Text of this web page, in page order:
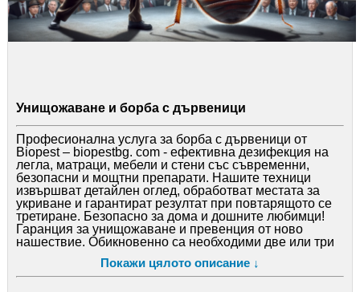
Унищожаване и бoрба с дървеници
Професионална услуга за борба с дървеници от
Biopest – biopestbg. com - ефективна дезифекция на
легла, матраци, мебели и стени със съвременни,
безопасни и мощтни препарати. Нашите техници
извършват детайлен оглед, обработват местата за
укриване и гарантират резултат при повтарящото се
третиране. Безопасно за дома и дошните любимци!
Гаранция за унищожаване и превенция от ново
нашествие. Обикновенно са необходими две или три
напълно дървениците. Те се извърват през 5-7 дни.
Не оставайте проблема с дървениците да се
Покажи цялото описание ↓